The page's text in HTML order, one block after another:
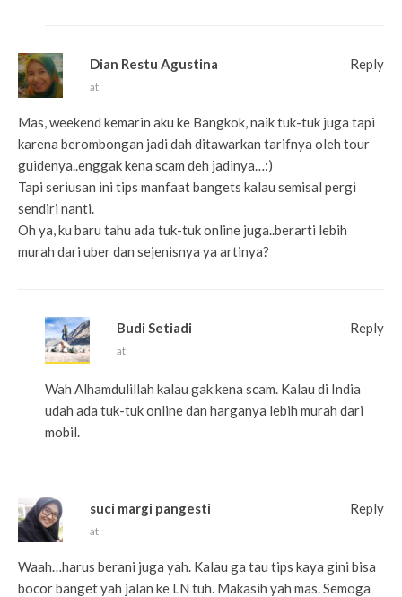
Dian Restu Agustina
at
Mas, weekend kemarin aku ke Bangkok, naik tuk-tuk juga tapi
karena berombongan jadi dah ditawarkan tarifnya oleh tour
guidenya..enggak kena scam deh jadinya…:)
Tapi seriusan ini tips manfaat bangets kalau semisal pergi
sendiri nanti.
Oh ya, ku baru tahu ada tuk-tuk online juga..berarti lebih
murah dari uber dan sejenisnya ya artinya?
Reply
Budi Setiadi
at
Wah Alhamdulillah kalau gak kena scam. Kalau di India
udah ada tuk-tuk online dan harganya lebih murah dari
mobil.
Reply
suci margi pangesti
at
Waah…harus berani juga yah. Kalau ga tau tips kaya gini bisa
bocor banget yah jalan ke LN tuh. Makasih yah mas. Semoga
Reply